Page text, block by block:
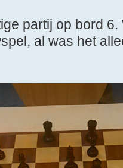
partij op bord
al was het